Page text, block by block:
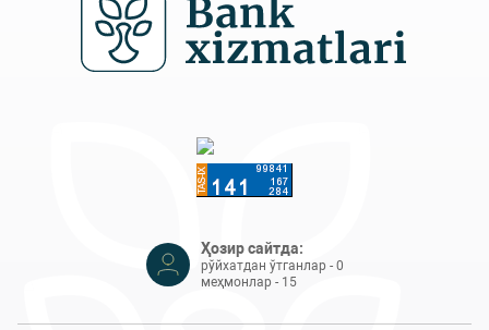
Ҳозир сайтда:
рўйхатдан ўтганлар - 0
меҳмонлар - 15